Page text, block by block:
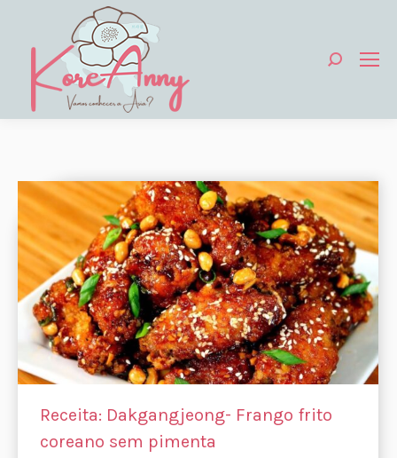
Search:
Receita: Dakgangjeong- Frango frito
coreano sem pimenta